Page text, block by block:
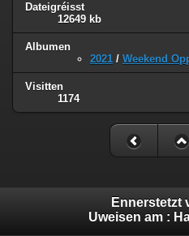
Dateigréisst
12649 kb
Albumen
2021 / Weekend
Visitten
1174
Ennerstetzt
Uweisen am :